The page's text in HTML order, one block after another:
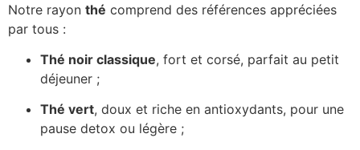
Notre rayon thé comprend des références appréciées
par tous :
Thé noir classique, fort et corsé, parfait au petit
déjeuner ;
Thé vert, doux et riche en antioxydants, pour une
pause detox ou légère ;